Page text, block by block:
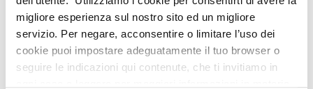
migliore esperienza sul nostro sito ed un migliore
servizio. Per negare, acconsentire o limitare l’uso dei
cookie puoi impostare adeguatamente il tuo browser o
seguire le indicazioni qui contenute, che ti invitiamo in